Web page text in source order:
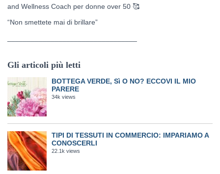
and Wellness Coach per donne over 50 🥰
“Non smettete mai di brillare”
Gli articoli più letti
BOTTEGA VERDE, Sì O NO? ECCOVI IL MIO
PARERE
34k views
TIPI DI TESSUTI IN COMMERCIO: IMPARIAMO A
CONOSCERLI
22.1k views